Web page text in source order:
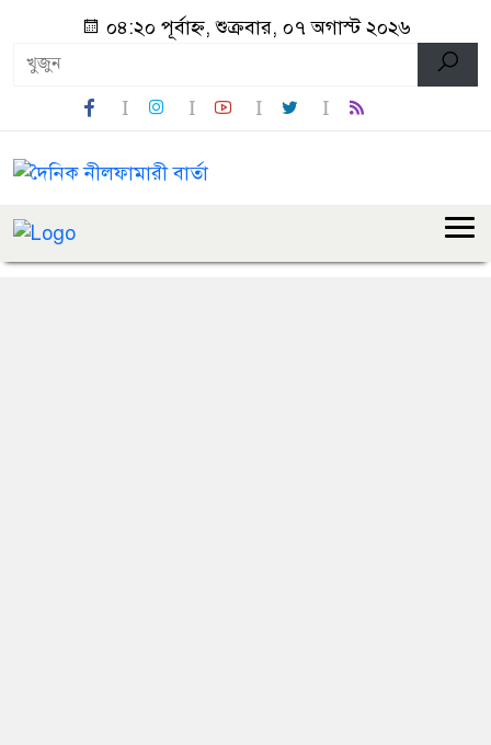
০৪:২০ পূর্বাহ্ন, শুক্রবার, ০৭ অগাস্ট ২০২৬